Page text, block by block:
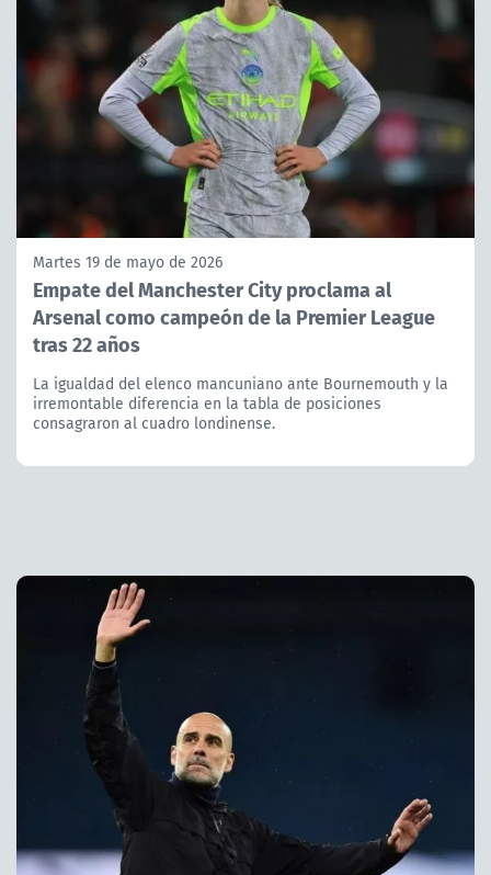
Martes 19 de mayo de 2026
Empate del Manchester City proclama al
Arsenal como campeón de la Premier League
tras 22 años
La igualdad del elenco mancuniano ante Bournemouth y la
irremontable diferencia en la tabla de posiciones
consagraron al cuadro londinense.